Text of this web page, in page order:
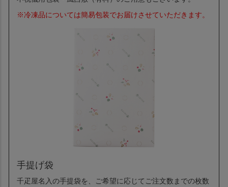
※冷凍品については簡易包装でお届けさせていただきます。
手提げ袋
千疋屋名入の手提袋を、ご希望に応じてご注文数までの枚数